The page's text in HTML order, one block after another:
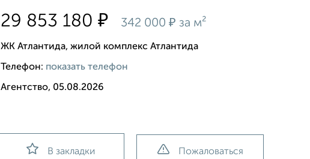
29 853 180₽ 342 000₽ за м²
ЖК Атлантида, жилой комплекс Атлантида
Телефон: показать телефон
Агентство, 05.08.2026
В закладки Пожаловаться